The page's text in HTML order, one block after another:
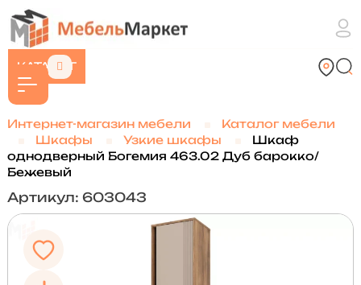
КАТАЛОГ
Интернет-магазин мебели
Каталог мебели
Шкафы
Узкие шкафы
Шкаф
однодверный Богемия 463.02 Дуб барокко/
Бежевый
Артикул: 603043